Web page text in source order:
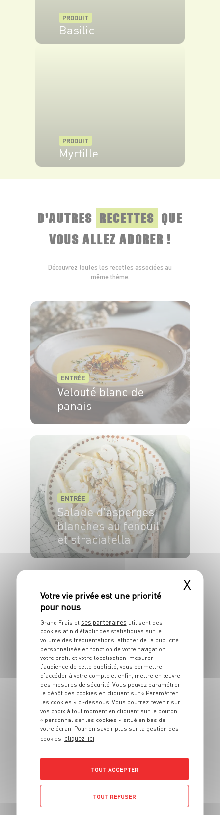
PRODUIT
Basilic
PRODUIT
Myrtille
D'AUTRES RECETTES QUE
VOUS ALLEZ ADORER !
Découvrez toutes les recettes associées au
même thème.
ENTRÉE
Velouté blanc de
panais
ENTRÉE
Salade d'asperges
blanches au fenouil
et straciatella
ENTRÉE
Salade quinoa
verde et poulet
4 pers. 15 min 12 min
Œufs mollets,
mouillettes &
salade frisée
X
Grand Frais et ses partenaires utilisent des
cookies afin d’établir des statistiques sur le
volume des fréquentations, afficher de la publicité
personnalisée en fonction de votre navigation,
votre profil et votre localisation, mesurer
l’audience de cette publicité, vous permettre
d’accéder à votre compte et enfin, mettre en œuvre
des mesures de sécurité. Vous pouvez paramétrer
le dépôt des cookies en cliquant sur « Paramétrer
les cookies » ci-dessous. Vous pourrez revenir sur
vos choix à tout moment en cliquant sur le bouton
« personnaliser les cookies » situé en bas de
votre écran. Pour en savoir plus sur la gestion des
cookies, cliquez-ici
TOUT ACCEPTER
TOUT REFUSER